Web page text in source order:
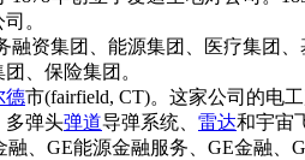
。
融资集团、能源集团、医疗集团
、保险集团。
德市(fairfield, CT)。这家公司的电
多弹头弹道导弹系统、 雷达和宇宙
、GE能源金融服务、GE金融